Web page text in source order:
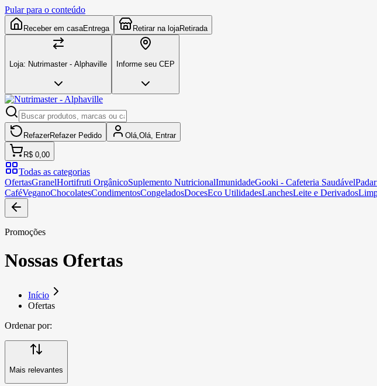
Pular para o conteúdo
Receber em casaEntrega Retirar na lojaRetirada
Loja: Nutrimaster - Alphaville Informe seu CEP
RefazerRefazer Pedido Olá, Olá, Entrar
R$ 0,00
Todas as categorias
OfertasGranelHortifruti OrgânicoSuplemento NutricionalImunidadeGooki - Cafeteria Saudável
CaféVeganoChocolatesCondimentosCongeladosDocesEco UtilidadesLanchesLeite e Derivados
Promoções
Nossas Ofertas
Início
Ofertas
Ordenar por:
Mais relevantes